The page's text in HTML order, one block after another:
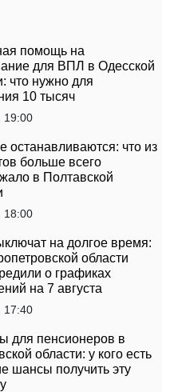
помощь на
для ВПЛ в Одесской
что нужно для
10 тысяч
19:00
останавливаются: что из
больше всего
в Полтавской
18:00
на долгое время:
области
о графиках
на 7 августа
17:40
для пенсионеров в
области: у кого есть
шансы получить эту